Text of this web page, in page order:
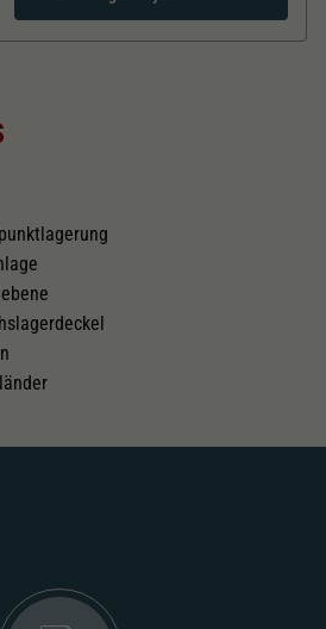
Unter anderem eine zufällig